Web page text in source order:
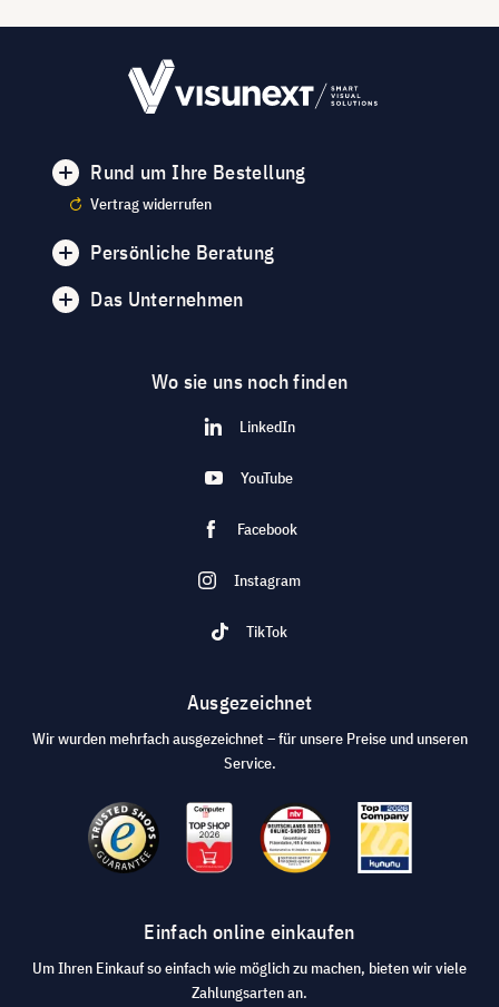
Rund um Ihre Bestellung
Vertrag widerrufen
Persönliche Beratung
Das Unternehmen
Wo sie uns noch finden
LinkedIn
YouTube
Facebook
Instagram
TikTok
Ausgezeichnet
Wir wurden mehrfach ausgezeichnet – für unsere Preise und unseren
Service.
Einfach online einkaufen
Um Ihren Einkauf so einfach wie möglich zu machen, bieten wir viele
Zahlungsarten an.